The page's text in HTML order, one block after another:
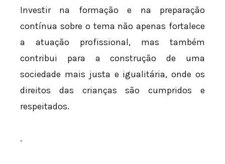
Investir na formação e na preparação
contínua sobre o tema não apenas fortalece
a atuação profissional, mas também
contribui para a construção de uma
sociedade mais justa e igualitária, onde os
direitos das crianças são cumpridos e
respeitados.
.